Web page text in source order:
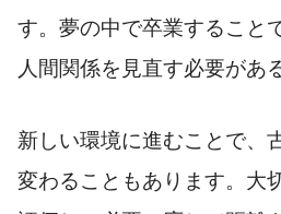
す。夢の中で卒業すること
人間関係を見直す必要があ
新しい環境に進むことで、
変わることもあります。大